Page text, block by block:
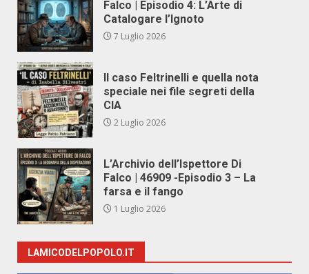
Falco | Episodio 4: L’Arte di
Catalogare l’Ignoto
7 Luglio 2026
Il caso Feltrinelli e quella nota
speciale nei file segreti della
CIA
2 Luglio 2026
L’Archivio dell’Ispettore Di
Falco | 46909 -Episodio 3 – La
farsa e il fango
1 Luglio 2026
LAMICODELPOPOLO.IT